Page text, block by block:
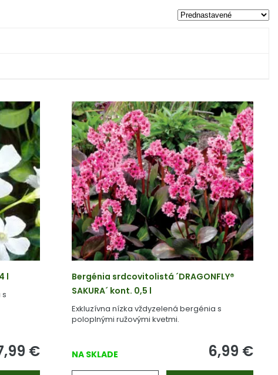
l
€
Bergénia srdcovitolistá ´DRAGONFLY®
SAKURA´ kont. 0,5 l
Exkluzívna nízka vždyzelená bergénia s
poloplnými ružovými kvetmi.
NA SKLADE 6,99 €